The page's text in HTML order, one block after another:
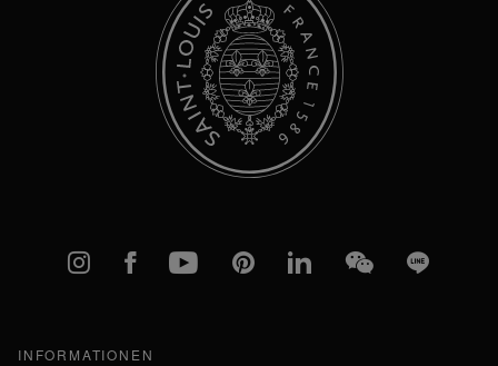
Instagram
FacebookYouTubePinterestlinkedInWeChatLine
INFORMATIONEN